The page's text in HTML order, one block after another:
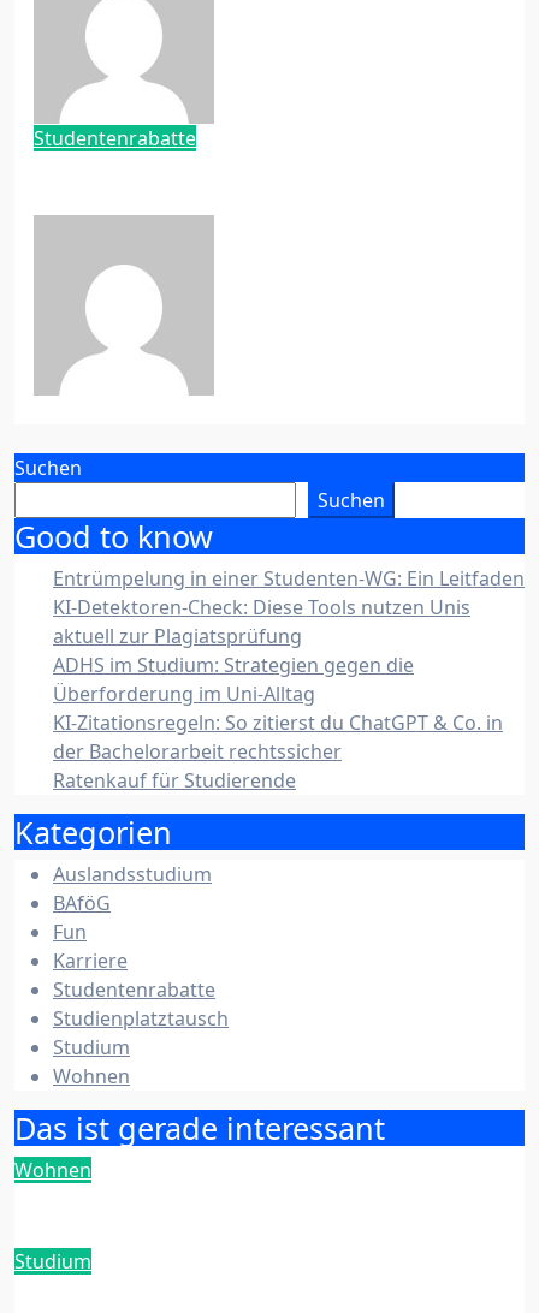
Studentenrabatte
Suchen
Suchen
Good to know
Entrümpelung in einer Studenten-WG: Ein Leitfaden
KI-Detektoren-Check: Diese Tools nutzen Unis
aktuell zur Plagiatsprüfung
ADHS im Studium: Strategien gegen die
Überforderung im Uni-Alltag
KI-Zitationsregeln: So zitierst du ChatGPT & Co. in
der Bachelorarbeit rechtssicher
Ratenkauf für Studierende
Kategorien
Auslandsstudium
BAföG
Fun
Karriere
Studentenrabatte
Studienplatztausch
Studium
Wohnen
Das ist gerade interessant
Wohnen
Studium